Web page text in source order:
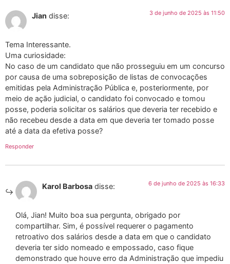
Jian disse: 3 de junho de 2025 às 11:50
Tema Interessante.
Uma curiosidade:
No caso de um candidato que não prosseguiu em um concurso
por causa de uma sobreposição de listas de convocações
emitidas pela Administração Pública e, posteriormente, por
meio de ação judicial, o candidato foi convocado e tomou
posse, poderia solicitar os salários que deveria ter recebido e
não recebeu desde a data em que deveria ter tomado posse
até a data da efetiva posse?
Responder
Karol Barbosa disse: 6 de junho de 2025 às 16:33
Olá, Jian! Muito boa sua pergunta, obrigado por
compartilhar. Sim, é possível requerer o pagamento
retroativo dos salários desde a data em que o candidato
deveria ter sido nomeado e empossado, caso fique
demonstrado que houve erro da Administração que impediu